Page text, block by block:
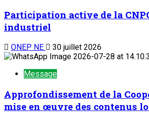
Participation active de la
industriel
ONEP NE 30 juillet 2026
Message
Approfondissement de la
mise en œuvre des contenus